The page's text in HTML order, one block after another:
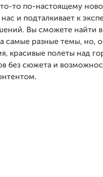
то по-настоящему
и подталкивает к
Вы сможете найти
самые разные темы, но,
красивые полеты над
без сюжета и